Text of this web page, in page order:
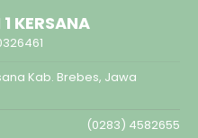
KERSANA
Kab. Brebes, Jawa
(0283) 4582655